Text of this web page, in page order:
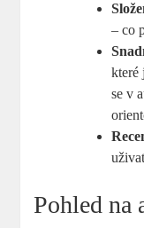
– ⁢co
které
se v
Pohled na⁣